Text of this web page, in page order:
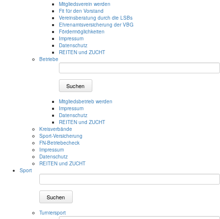
Mitgliedsverein werden
Fit für den Vorstand
Vereinsberatung durch die LSBs
Ehrenamtsversicherung der VBG
Fördermöglichkeiten
Impressum
Datenschutz
REITEN und ZUCHT
Betriebe
Suchen
Mitgliedsbetrieb werden
Impressum
Datenschutz
REITEN und ZUCHT
Kreisverbände
Sport-Versicherung
FN-Betriebecheck
Impressum
Datenschutz
REITEN und ZUCHT
Sport
Suchen
Turniersport